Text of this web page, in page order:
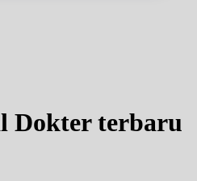
Dokter terbaru